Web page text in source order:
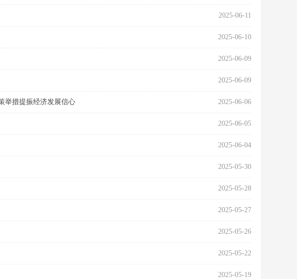
2025-06-11
2025-06-10
2025-06-09
2025-06-09
举措提振经济发展信心 2025-06-06
2025-06-05
2025-06-04
2025-05-30
2025-05-28
2025-05-27
2025-05-26
2025-05-22
2025-05-19